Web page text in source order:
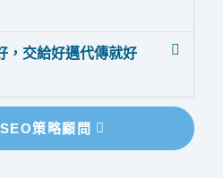
，交給好邁代傳就好
策略顧問